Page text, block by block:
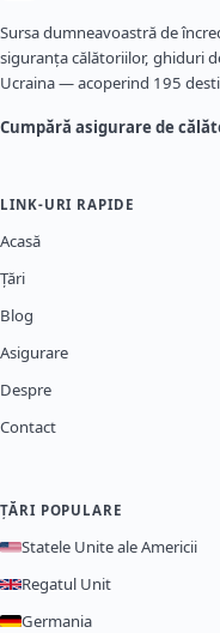
Sursa dumneavoastră de
siguranța călătoriilor, ghiduri
Ucraina — acoperind 195
Cumpără asigurare de
LINK-URI RAPIDE
Acasă
Țări
Blog
Asigurare
Despre
Contact
ȚĂRI POPULARE
Statele Unite ale Americii
Regatul Unit
Germania